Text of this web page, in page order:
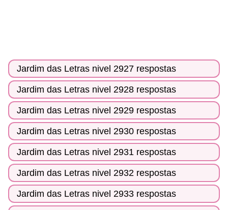
Jardim das Letras nivel 2927 respostas
Jardim das Letras nivel 2928 respostas
Jardim das Letras nivel 2929 respostas
Jardim das Letras nivel 2930 respostas
Jardim das Letras nivel 2931 respostas
Jardim das Letras nivel 2932 respostas
Jardim das Letras nivel 2933 respostas